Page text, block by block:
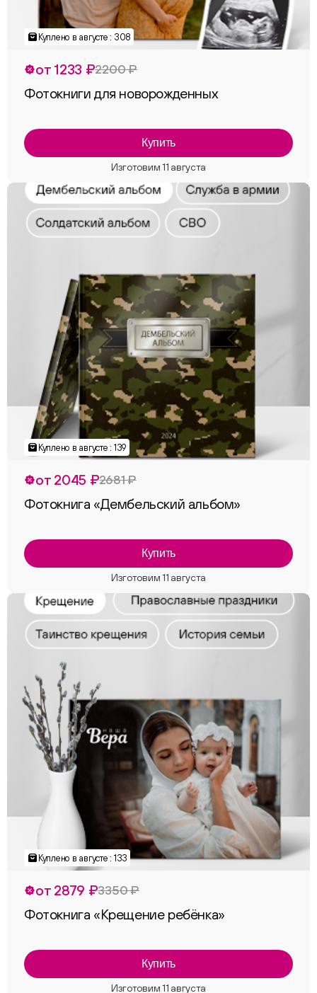
Куплено в августе : 308
от 1233 ₽2200 ₽
Фотокниги для новорожденных
Купить
Куплено в августе : 139
от 2045 ₽2681 ₽
Фотокнига «Дембельский альбом»
Купить
Куплено в августе : 133
от 2879 ₽3350 ₽
Фотокнига «Крещение ребёнка»
Купить